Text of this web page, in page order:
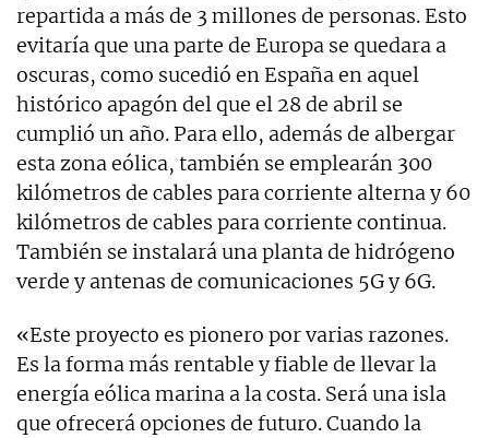
repartida a más de 3 millones de personas. Esto
evitaría que una parte de Europa se quedara a
oscuras, como sucedió en España en aquel
histórico apagón del que el 28 de abril se
cumplió un año. Para ello, además de albergar
esta zona eólica, también se emplearán 300
kilómetros de cables para corriente alterna y 60
kilómetros de cables para corriente continua.
También se instalará una planta de hidrógeno
verde y antenas de comunicaciones 5G y 6G.
«Este proyecto es pionero por varias razones.
Es la forma más rentable y fiable de llevar la
energía eólica marina a la costa. Será una isla
que ofrecerá opciones de futuro. Cuando la